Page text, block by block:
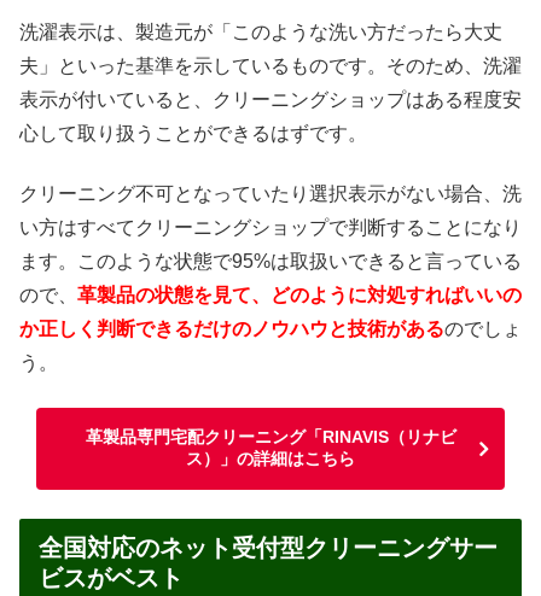
洗濯表示は、製造元が「このような洗い方だったら大丈
夫」といった基準を示しているものです。そのため、洗濯
表示が付いていると、クリーニングショップはある程度安
心して取り扱うことができるはずです。
クリーニング不可となっていたり選択表示がない場合、洗
い方はすべてクリーニングショップで判断することになり
ます。このような状態で95%は取扱いできると言っている
ので、 革製品の状態を見て、どのように対処すればいいの
か正しく判断できるだけのノウハウと技術があるのでしょ
う。
革製品専門宅配クリーニング「RINAVIS（リナビ
ス）」の詳細はこちら
全国対応のネット受付型クリーニングサー
ビスがベスト